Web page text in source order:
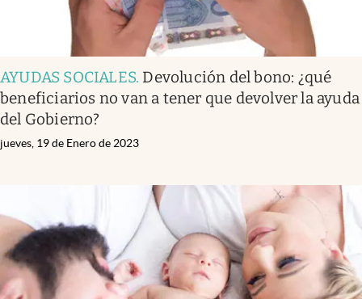
AYUDAS SOCIALES. Devolución del bono: ¿qué
beneficiarios no van a tener que devolver la ayuda
del Gobierno?
jueves, 19 de Enero de 2023